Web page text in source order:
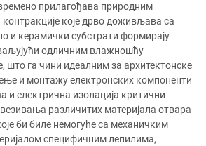
прилагођава природним
које дрво доживљава са
и керамички субстрати формирају
одличним влажношћу
што га чини идеалним за архитектонске
и монтажу електронских компоненти
и електрична изолација критични
различитих материјала отвара
би биле немогуће са механичким
специфичним лепилима,